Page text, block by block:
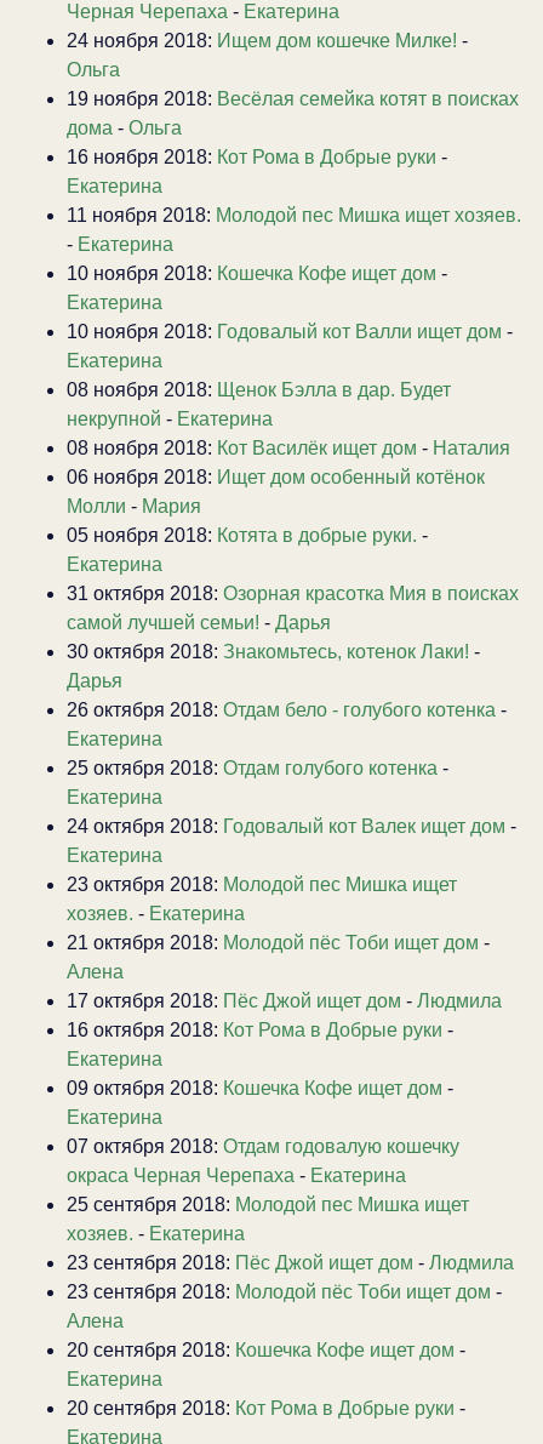
Черная Черепаха - Екатерина
24 ноября 2018: Ищем дом кошечке Милке! -
Ольга
19 ноября 2018: Весёлая семейка котят в поисках
дома - Ольга
16 ноября 2018: Кот Рома в Добрые руки -
Екатерина
11 ноября 2018: Молодой пес Мишка ищет хозяев.
- Екатерина
10 ноября 2018: Кошечка Кофе ищет дом -
Екатерина
10 ноября 2018: Годовалый кот Валли ищет дом -
Екатерина
08 ноября 2018: Щенок Бэлла в дар. Будет
некрупной - Екатерина
08 ноября 2018: Кот Василёк ищет дом - Наталия
06 ноября 2018: Ищет дом особенный котёнок
Молли - Мария
05 ноября 2018: Котята в добрые руки. -
Екатерина
31 октября 2018: Озорная красотка Мия в поисках
самой лучшей семьи! - Дарья
30 октября 2018: Знакомьтесь, котенок Лаки! -
Дарья
26 октября 2018: Отдам бело - голубого котенка -
Екатерина
25 октября 2018: Отдам голубого котенка -
Екатерина
24 октября 2018: Годовалый кот Валек ищет дом -
Екатерина
23 октября 2018: Молодой пес Мишка ищет
хозяев. - Екатерина
21 октября 2018: Молодой пёс Тоби ищет дом -
Алена
17 октября 2018: Пёс Джой ищет дом - Людмила
16 октября 2018: Кот Рома в Добрые руки -
Екатерина
09 октября 2018: Кошечка Кофе ищет дом -
Екатерина
07 октября 2018: Отдам годовалую кошечку
окраса Черная Черепаха - Екатерина
25 сентября 2018: Молодой пес Мишка ищет
хозяев. - Екатерина
23 сентября 2018: Пёс Джой ищет дом - Людмила
23 сентября 2018: Молодой пёс Тоби ищет дом -
Алена
20 сентября 2018: Кошечка Кофе ищет дом -
Екатерина
20 сентября 2018: Кот Рома в Добрые руки -
Екатерина